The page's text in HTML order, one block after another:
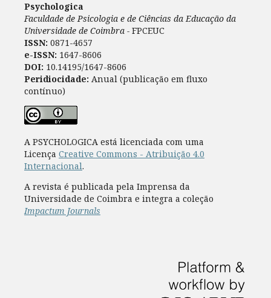
Psychologica
Faculdade de Psicologia e de Ciências da Educação da
Universidade de Coimbra - FPCEUC
ISSN: 0871-4657
e-ISSN: 1647-8606
DOI: 10.14195/1647-8606
Peridiocidade: Anual (publicação em fluxo
contínuo)
A PSYCHOLOGICA está licenciada com uma
Licença Creative Commons - Atribuição 4.0
Internacional.
A revista é publicada pela Imprensa da
Universidade de Coimbra e integra a coleção
Impactum Journals